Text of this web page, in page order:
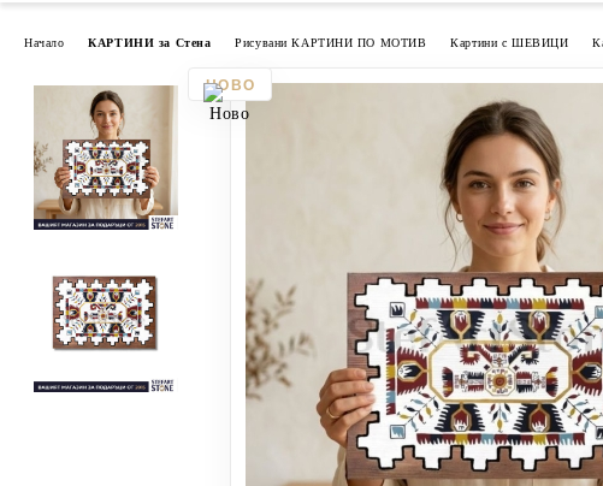
Начало КАРТИНИ за Стена Рисувани КАРТИНИ ПО МОТИВ Картини с ШЕВИЦИ